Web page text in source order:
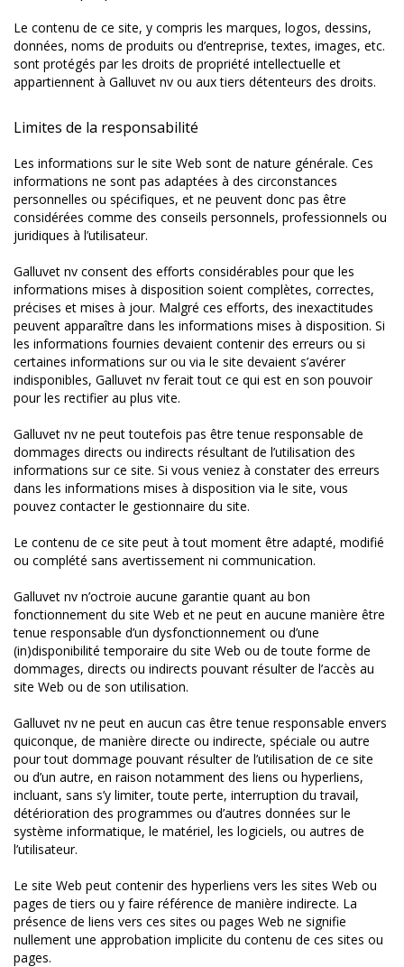
Le contenu de ce site, y compris les marques, logos, dessins,
données, noms de produits ou d’entreprise, textes, images, etc.
sont protégés par les droits de propriété intellectuelle et
appartiennent à Galluvet nv ou aux tiers détenteurs des droits.
Limites de la responsabilité
Les informations sur le site Web sont de nature générale. Ces
informations ne sont pas adaptées à des circonstances
personnelles ou spécifiques, et ne peuvent donc pas être
considérées comme des conseils personnels, professionnels ou
juridiques à l’utilisateur.
Galluvet nv consent des efforts considérables pour que les
informations mises à disposition soient complètes, correctes,
précises et mises à jour. Malgré ces efforts, des inexactitudes
peuvent apparaître dans les informations mises à disposition. Si
les informations fournies devaient contenir des erreurs ou si
certaines informations sur ou via le site devaient s’avérer
indisponibles, Galluvet nv ferait tout ce qui est en son pouvoir
pour les rectifier au plus vite.
Galluvet nv ne peut toutefois pas être tenue responsable de
dommages directs ou indirects résultant de l’utilisation des
informations sur ce site. Si vous veniez à constater des erreurs
dans les informations mises à disposition via le site, vous
pouvez contacter le gestionnaire du site.
Le contenu de ce site peut à tout moment être adapté, modifié
ou complété sans avertissement ni communication.
Galluvet nv n’octroie aucune garantie quant au bon
fonctionnement du site Web et ne peut en aucune manière être
tenue responsable d’un dysfonctionnement ou d’une
(in)disponibilité temporaire du site Web ou de toute forme de
dommages, directs ou indirects pouvant résulter de l’accès au
site Web ou de son utilisation.
Galluvet nv ne peut en aucun cas être tenue responsable envers
quiconque, de manière directe ou indirecte, spéciale ou autre
pour tout dommage pouvant résulter de l’utilisation de ce site
ou d’un autre, en raison notamment des liens ou hyperliens,
incluant, sans s’y limiter, toute perte, interruption du travail,
détérioration des programmes ou d’autres données sur le
système informatique, le matériel, les logiciels, ou autres de
l’utilisateur.
Le site Web peut contenir des hyperliens vers les sites Web ou
pages de tiers ou y faire référence de manière indirecte. La
présence de liens vers ces sites ou pages Web ne signifie
nullement une approbation implicite du contenu de ces sites ou
pages.